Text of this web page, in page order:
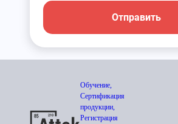
Отправить
Обучение,
Сертификация
продукции,
Регистрация